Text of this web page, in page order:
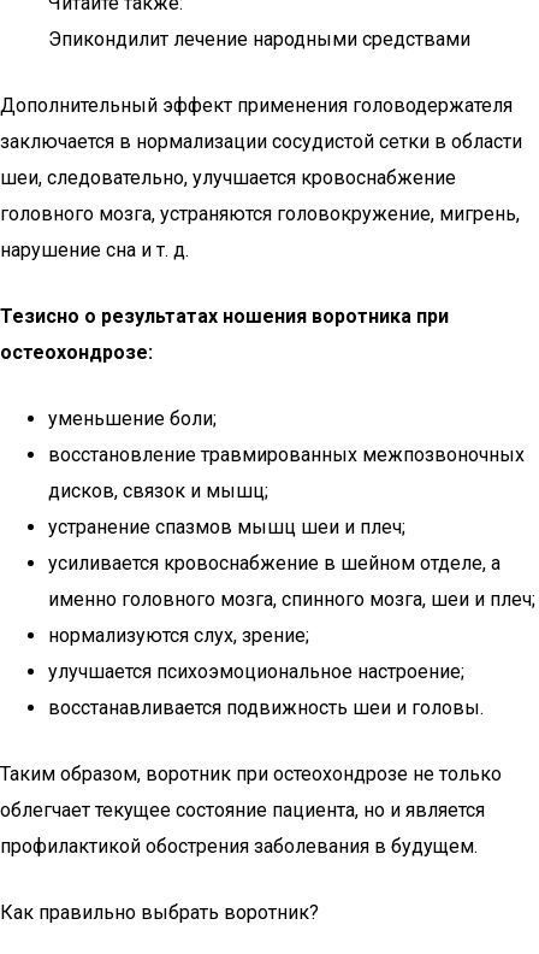
Эпикондилит лечение народными средствами
Дополнительный эффект применения головодержателя
заключается в нормализации сосудистой сетки в области
шеи, следовательно, улучшается кровоснабжение
головного мозга, устраняются головокружение, мигрень,
нарушение сна и т. д.
Тезисно о результатах ношения воротника при
остеохондрозе:
уменьшение боли;
восстановление травмированных межпозвоночных
дисков, связок и мышц;
устранение спазмов мышц шеи и плеч;
усиливается кровоснабжение в шейном отделе, а
именно головного мозга, спинного мозга, шеи и плеч;
нормализуются слух, зрение;
улучшается психоэмоциональное настроение;
восстанавливается подвижность шеи и головы.
Таким образом, воротник при остеохондрозе не только
облегчает текущее состояние пациента, но и является
профилактикой обострения заболевания в будущем.
Как правильно выбрать воротник?